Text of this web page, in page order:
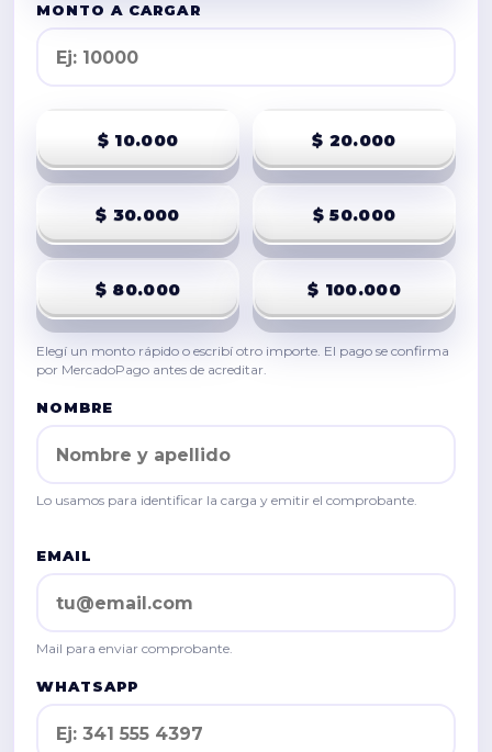
MONTO A CARGAR
$ 10.000 $ 20.000
$ 30.000 $ 50.000
$ 80.000 $ 100.000
Elegí un monto rápido o escribí otro importe. El pago se confirma
por MercadoPago antes de acreditar.
NOMBRE
Lo usamos para identificar la carga y emitir el comprobante.
EMAIL
Mail para enviar comprobante.
WHATSAPP